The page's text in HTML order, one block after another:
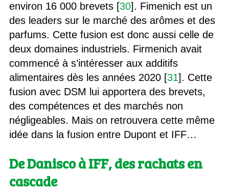
environ 16 000 brevets [30]. Fimenich est un
des leaders sur le marché des arômes et des
parfums. Cette fusion est donc aussi celle de
deux domaines industriels. Firmenich avait
commencé à s’intéresser aux additifs
alimentaires dès les années 2020 [31]. Cette
fusion avec DSM lui apportera des brevets,
des compétences et des marchés non
négligeables. Mais on retrouvera cette même
idée dans la fusion entre Dupont et IFF…
De Danisco à IFF, des rachats en
cascade